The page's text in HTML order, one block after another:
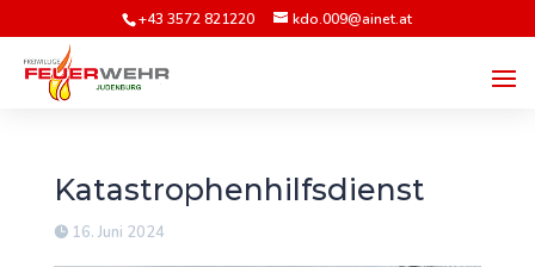
+43 3572 821220 kdo.009@ainet.at
Katastrophenhilfsdienst
16. Juni 2024